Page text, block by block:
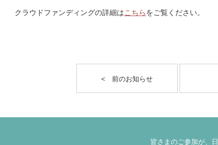
クラウドファンディングの詳細はこちら をご覧ください。
< 前のお知らせ
皆さまのご参加が、